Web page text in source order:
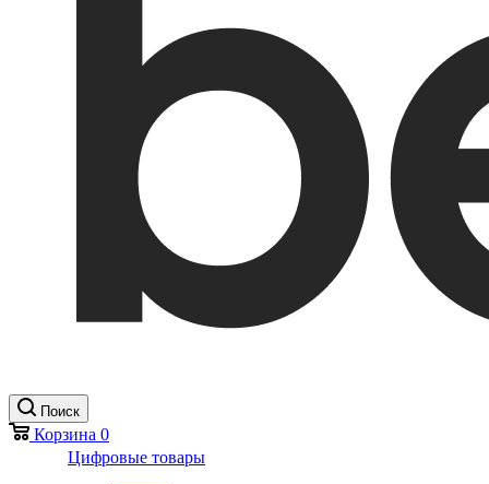
Поиск
Корзина 0
Цифровые товары